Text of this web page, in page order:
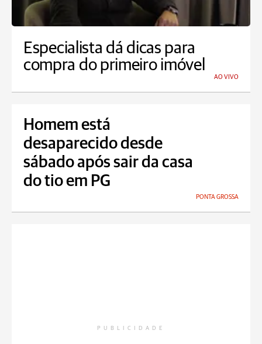
Especialista dá dicas para
compra do primeiro imóvel
AO VIVO
Homem está
desaparecido desde
sábado após sair da casa
do tio em PG
PONTA GROSSA
PUBLICIDADE